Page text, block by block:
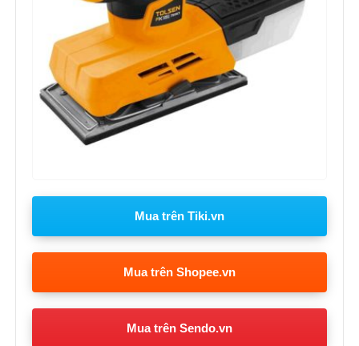
Mua trên Tiki.vn
Mua trên Shopee.vn
Mua trên Sendo.vn